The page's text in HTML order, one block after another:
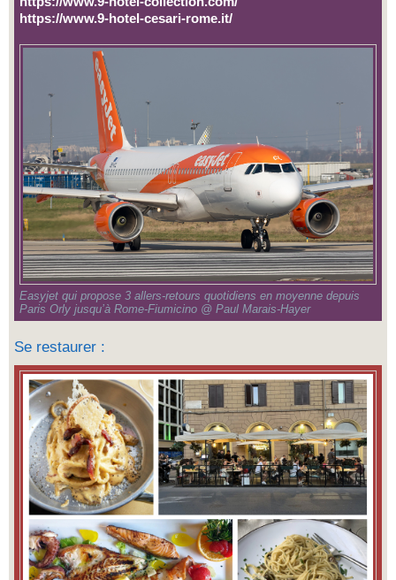
https://www.9-hotel-cesari-rome.it/
Easyjet qui propose 3 allers-retours quotidiens en moyenne depuis
Paris Orly jusqu’à Rome-Fiumicino @ Paul Marais-Hayer
Se restaurer :